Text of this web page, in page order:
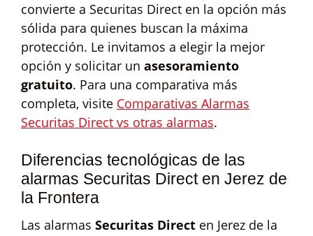
convierte a Securitas Direct en la opción más
sólida para quienes buscan la máxima
protección. Le invitamos a elegir la mejor
opción y solicitar un asesoramiento
gratuito. Para una comparativa más
completa, visite Comparativas Alarmas
Securitas Direct vs otras alarmas.
Diferencias tecnológicas de las
alarmas Securitas Direct en Jerez de
la Frontera
Las alarmas Securitas Direct en Jerez de la